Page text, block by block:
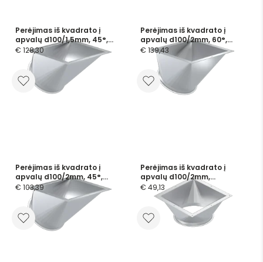
Perėjimas iš kvadrato į
apvalų d100/1,5mm, 45°,
nerūdijančio plieno
€ 128,30
Perėjimas iš kvadrato į
apvalų d100/2mm, 60°,
dažytas
€ 139,43
Perėjimas iš kvadrato į
apvalų d100/2mm, 45°,
dažytas
€ 103,39
Perėjimas iš kvadrato į
apvalų d100/2mm,
cinkuotas
€ 49,13